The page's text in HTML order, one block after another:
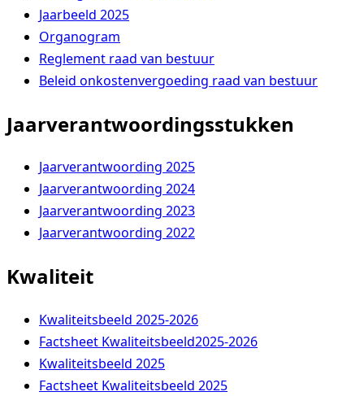
Jaarbeeld 2025
Organogram
Reglement raad van bestuur
Beleid onkostenvergoeding raad van bestuur
Jaarverantwoordingsstukken
Jaarverantwoording 2025
Jaarverantwoording 2024
Jaarverantwoording 2023
Jaarverantwoording 2022
Kwaliteit
Kwaliteitsbeeld 2025-2026
Factsheet Kwaliteitsbeeld2025-2026
Kwaliteitsbeeld 2025
Factsheet Kwaliteitsbeeld 2025